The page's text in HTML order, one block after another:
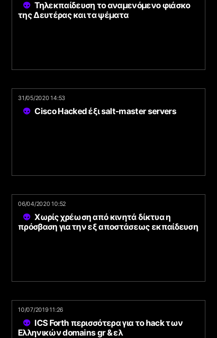
Τηλεκπαίδευση το αναμενόμενο φιάσκο
της Δευτέρας και τα ψέματα
31/05/2020 14:53
Cisco Hacked έξι salt-master servers
06/04/2020 10:52
Χωρίς χρέωση από κινητά δίκτυα η
πρόσβαση για την εξ αποστάσεως εκπαίδευση
10/07/2019 11:26
ICS Forth περισσότερα για το hack των
Ελληνικών domains gr & ελ